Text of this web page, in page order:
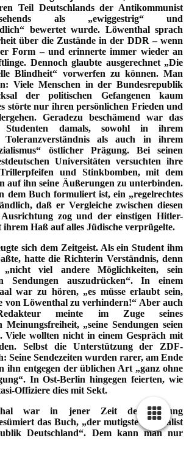
Teil Deutschlands der Antikommunist
als „ewiggestrig“ und
bewertet wurde. Löwenthal sprach
über die Zustände in der DDR – wenn
Form – und erinnerte immer wieder an
Dennoch glaubte ausgerechnet „Die
Blindheit“ vorwerfen zu können. Man
Viele Menschen in der Bundesrepublik
der politischen Gefangenen kaum
störte nur ihren persönlichen Frieden und
Geradezu beschämend war das
Studenten damals, sowohl in ihrem
Toleranzverständnis als auch in ihrem
östlicher Prägung. Bei seinen
Universitäten versuchten ihre
und Stinkbomben, mit dem
auf ihn seine Äußerungen zu unterbinden.
dem Buch formuliert ist, ein „regelrechtes
daß er Vergleiche zwischen diesen
zog und der einstigen Hitler-
Haß auf alles Jüdische verprügelte.
sich dem Zeitgeist. Als ein Student ihm
hatte die Richterin Verständnis, denn
viel andere Möglichkeiten, sein
Sendungen auszudrücken“. In einem
war zu hören, „es müsse erlaubt sein,
von Löwenthal zu verhindern!“ Aber auch
meinte im Zuge seines
Meinungsfreiheit, „seine Sendungen seien
Viele wollten nicht in einem Gespräch mit
Selbst die Unterstützung der ZDF-
Seine Sendezeiten wurden rarer, am Ende
ihn entgegen der üblichen Art „ganz ohne
In Ost-Berlin hingegen feierten, wie
Offiziere dies mit Sekt.
war in jener Zeit der Teilung
das Buch, „der mutigste Journalist
Deutschland“. Dem kann man nur